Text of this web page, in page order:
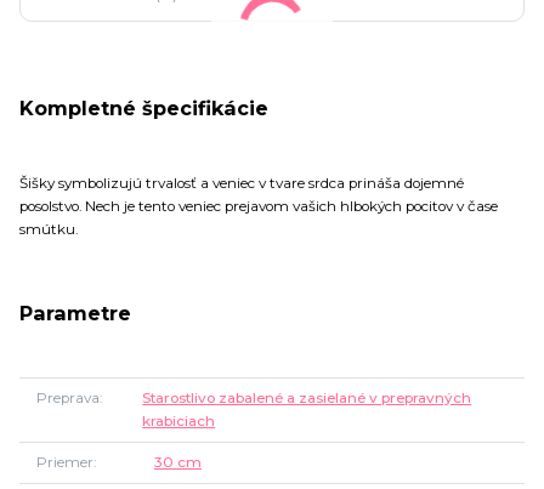
Kompletné špecifikácie
Šišky symbolizujú trvalosť a veniec v tvare srdca prináša dojemné
posolstvo. Nech je tento veniec prejavom vašich hlbokých pocitov v čase
smútku.
Parametre
Preprava
Starostlivo zabalené a zasielané v prepravných
krabiciach
Priemer 30 cm